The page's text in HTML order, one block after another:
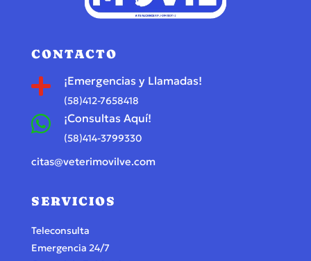
CONTACTO
 ¡Emergencias y Llamadas!
(58)412-7658418
 ¡Consultas Aquí!
(58)414-3799330
citas@veterimovilve.com
SERVICIOS
Teleconsulta
Emergencia 24/7